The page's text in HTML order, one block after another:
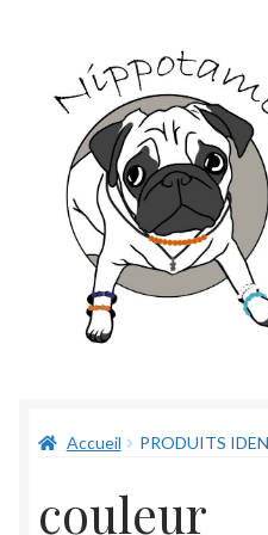
navigation
contenu
Panier
Validation de commande
Accueil PRODUITS
couleur